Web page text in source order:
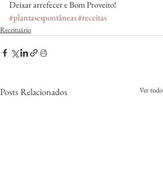
Deixar arrefecer e Bom Proveito!
#plantasespontâneas#receitas
Receituário
Posts Relacionados Ver tudo